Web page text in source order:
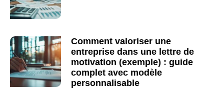
Comment valoriser une
entreprise dans une lettre de
motivation (exemple) : guide
complet avec modèle
personnalisable